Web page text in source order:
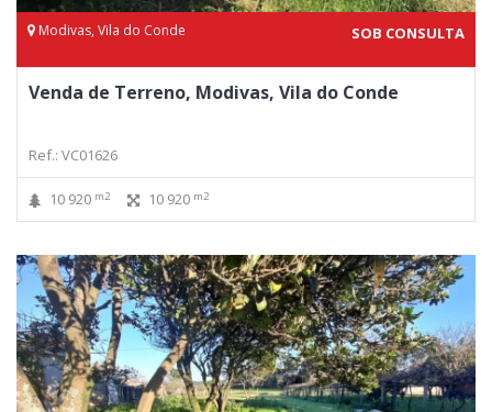
Modivas, Vila do Conde SOB CONSULTA
Venda de Terreno, Modivas, Vila do Conde
Ref.: VC01626
10 920 m2 10 920 m2